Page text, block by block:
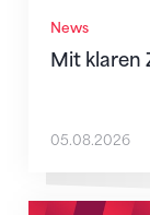
News
Mit klaren
05.08.2026